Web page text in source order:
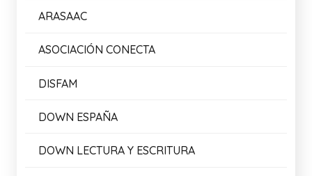
ARASAAC
ASOCIACIÓN CONECTA
DISFAM
DOWN ESPAÑA
DOWN LECTURA Y ESCRITURA